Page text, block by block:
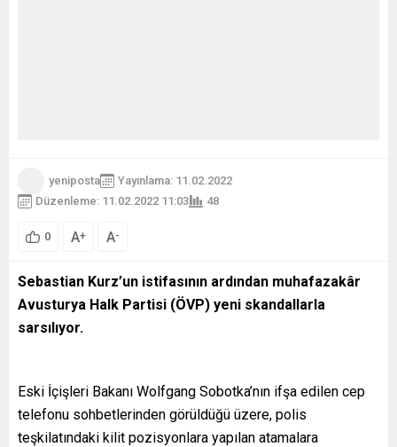
yeniposta
Yayınlama: 11.02.2022
Düzenleme: 11.02.2022 11:03
48
0 A+ A-
Sebastian Kurz’un istifasının ardından muhafazakâr
Avusturya Halk Partisi (ÖVP) yeni skandallarla
sarsılıyor.
Eski İçişleri Bakanı Wolfgang Sobotka’nın ifşa edilen cep
telefonu sohbetlerinden görüldüğü üzere, polis
teşkilatındaki kilit pozisyonlara yapılan atamalara